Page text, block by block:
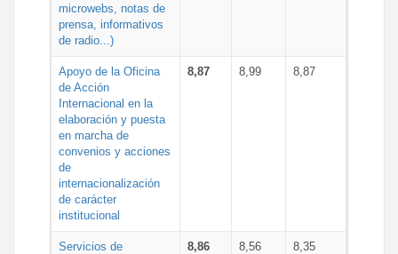
microwebs, notas de
prensa, informativos
de radio...)
Apoyo de la Oficina
de Acción
Internacional en la
elaboración y puesta
en marcha de
convenios y acciones
de
internacionalización
de carácter
institucional
8,87 8,99 8,87
Servicios de
8,86 8,56 8,35